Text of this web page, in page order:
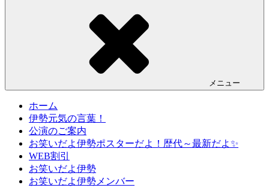
メニュー
ホーム
伊勢元気の言葉！
公演のご案内
お笑いだよ伊勢ポスターだよ！歴代～最新だよ✨
WEB割引
お笑いだよ伊勢
お笑いだよ伊勢メンバー